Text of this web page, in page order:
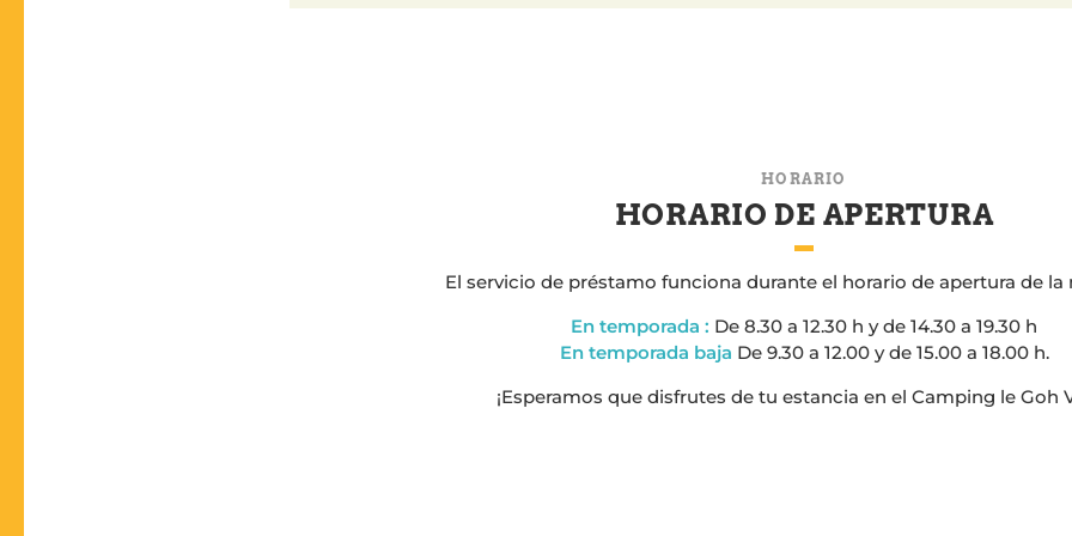
HORARIO
HORARIO DE APERTURA
El servicio de préstamo funciona durante el horario de apertura de la
En temporada : De 8.30 a 12.30 h y de 14.30 a 19.30 h
En temporada baja De 9.30 a 12.00 y de 15.00 a 18.00 h.
¡Esperamos que disfrutes de tu estancia en el Camping le Goh